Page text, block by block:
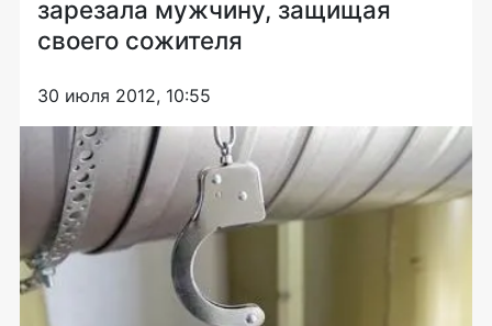
зарезала мужчину, защищая
своего сожителя
30 июля 2012, 10:55